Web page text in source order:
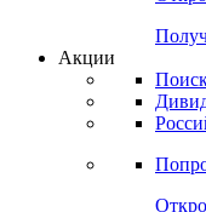
Акции